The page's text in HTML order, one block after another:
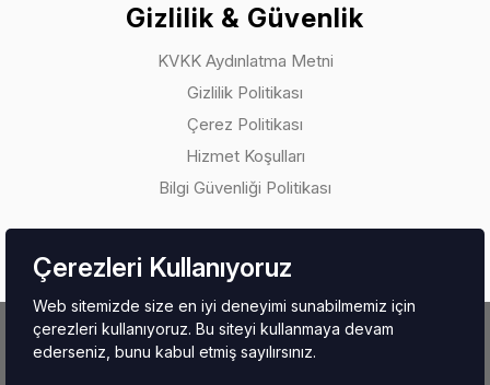
Çerezleri Kullanıyoruz
Web sitemizde size en iyi deneyimi sunabilmemiz için
çerezleri kullanıyoruz. Bu siteyi kullanmaya devam
ederseniz, bunu kabul etmiş sayılırsınız.
Gizlilik & Güvenlik
KVKK Aydınlatma Metni
Gizlilik Politikası
Çerez Politikası
Hizmet Koşulları
Bilgi Güvenliği Politikası
Copyright © 2026.Beyfendi Tekstil Gıda San. Ve Tic. Ltd. Şti.
Tüm Hakları Saklıdır.